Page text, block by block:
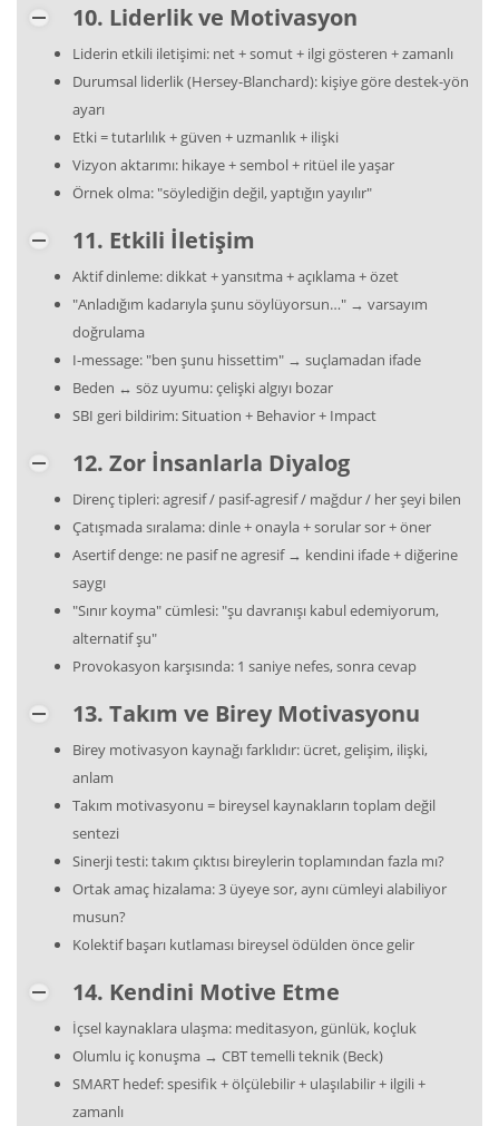
10. Liderlik ve Motivasyon
Liderin etkili iletişimi: net + somut + ilgi gösteren + zamanlı
Durumsal liderlik (Hersey-Blanchard): kişiye göre destek-yön
ayarı
Etki = tutarlılık + güven + uzmanlık + ilişki
Vizyon aktarımı: hikaye + sembol + ritüel ile yaşar
Örnek olma: "söylediğin değil, yaptığın yayılır"
11. Etkili İletişim
Aktif dinleme: dikkat + yansıtma + açıklama + özet
"Anladığım kadarıyla şunu söylüyorsun…" → varsayım
doğrulama
I-message: "ben şunu hissettim" → suçlamadan ifade
Beden ↔ söz uyumu: çelişki algıyı bozar
SBI geri bildirim: Situation + Behavior + Impact
12. Zor İnsanlarla Diyalog
Direnç tipleri: agresif / pasif-agresif / mağdur / her şeyi bilen
Çatışmada sıralama: dinle + onayla + sorular sor + öner
Asertif denge: ne pasif ne agresif → kendini ifade + diğerine
saygı
"Sınır koyma" cümlesi: "şu davranışı kabul edemiyorum,
alternatif şu"
Provokasyon karşısında: 1 saniye nefes, sonra cevap
13. Takım ve Birey Motivasyonu
Birey motivasyon kaynağı farklıdır: ücret, gelişim, ilişki,
anlam
Takım motivasyonu = bireysel kaynakların toplam değil
sentezi
Sinerji testi: takım çıktısı bireylerin toplamından fazla mı?
Ortak amaç hizalama: 3 üyeye sor, aynı cümleyi alabiliyor
musun?
Kolektif başarı kutlaması bireysel ödülden önce gelir
14. Kendini Motive Etme
İçsel kaynaklara ulaşma: meditasyon, günlük, koçluk
Olumlu iç konuşma → CBT temelli teknik (Beck)
SMART hedef: spesifik + ölçülebilir + ulaşılabilir + ilgili +
zamanlı